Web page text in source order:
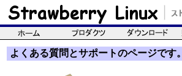
よくある質問とサポートのページです。